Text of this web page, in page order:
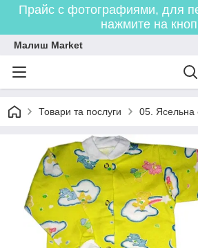
Прайс с фотографиями, для
нажмите на
Малиш Market
Товари та послуги 05. Ясельна